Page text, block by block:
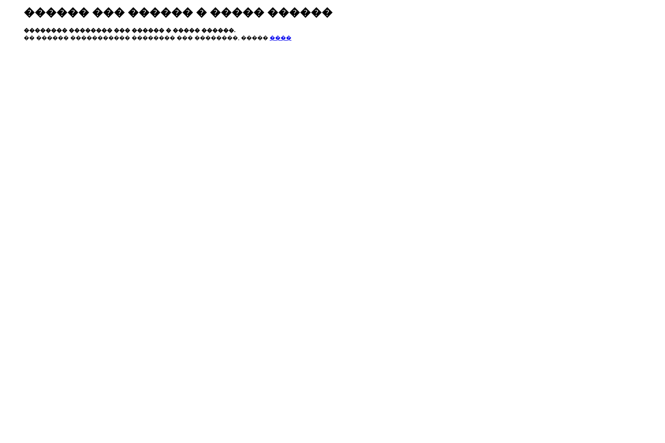
������ ��� ������ � ����� ������
�������� �������� ��� ������ � ����� ������.
�� ������ ����������� �������� ��� ��������, ����� ����